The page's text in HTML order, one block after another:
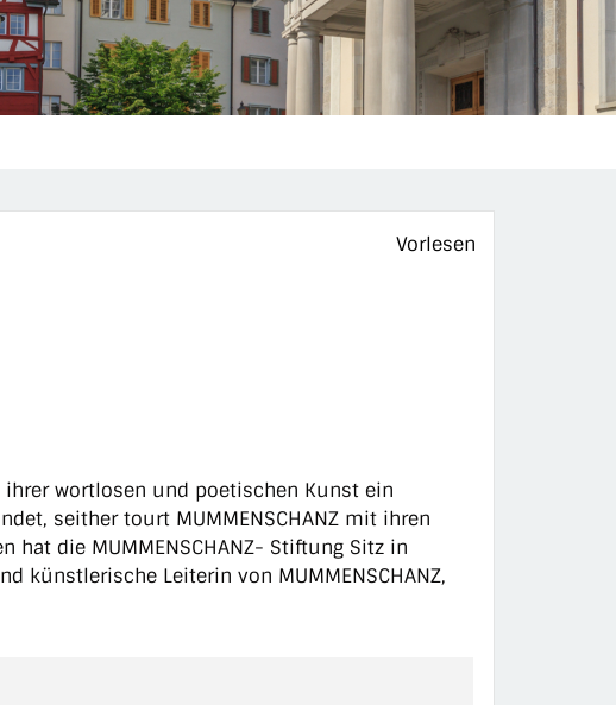
Vorlesen
ihrer wortlosen und poetischen Kunst ein
seither tourt MUMMENSCHANZ mit ihren
hat die MUMMENSCHANZ- Stiftung Sitz in
künstlerische Leiterin von MUMMENSCHANZ,